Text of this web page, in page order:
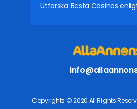
Utforska Bästa Casinos
Copyrights © 2020 All Rights